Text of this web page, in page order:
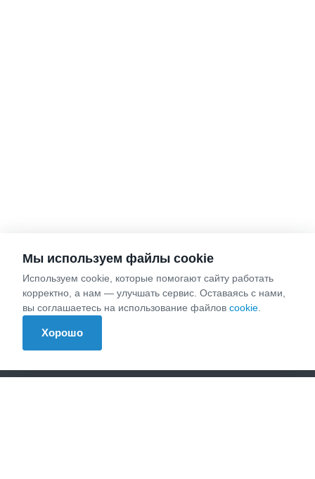
Компания
О компании
Реквизиты
Охрана труда
Мы используем файлы cookie
Используем cookie, которые помогают сайту работать
корректно, а нам — улучшать сервис. Оставаясь с нами,
вы соглашаетесь на использование файлов cookie
Хорошо